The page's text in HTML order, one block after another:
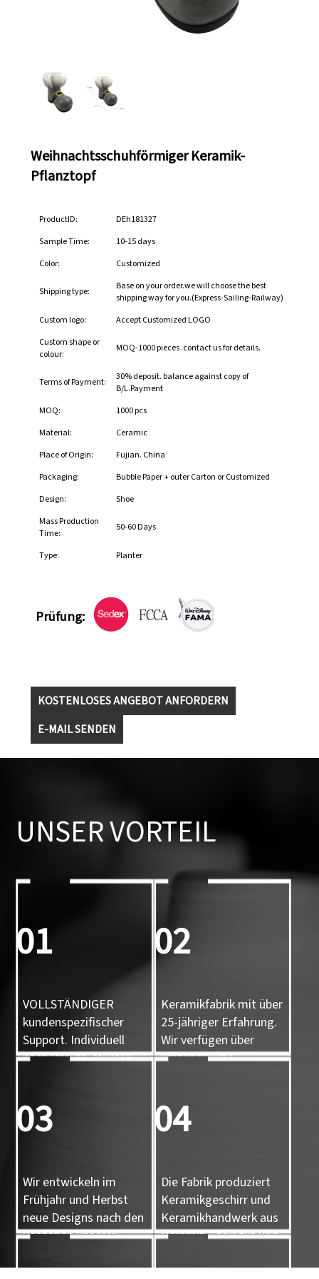
Weihnachtsschuhförmiger Keramik-
Pflanztopf
ProductID:
DEh181327
Sample Time:
10-15 days
Color:
Customized
Shipping type:
Base on your order.we will choose the best
shipping way for you.(Express-Sailing-Railway)
Custom logo:
Accept Customized LOGO
Custom shape or
colour:
MOQ-1000 pieces .contact us for details.
Terms of Payment:
30% deposit. balance against copy of
B/L.Payment
MOQ:
1000 pcs
Material:
Ceramic
Place of Origin:
Fujian. China
Packaging:
Bubble Paper + outer Carton or Customized
Design:
Shoe
Mass Production
Time:
50-60 Days
Type: Planter
Prüfung:
KOSTENLOSES ANGEBOT ANFORDERN
E-MAIL SENDEN
UNSER VORTEIL
01
VOLLSTÄNDIGER
kundenspezifischer
Support. Individuell
nach Design, Muster
02
Keramikfabrik mit über
25-jähriger Erfahrung.
Wir verfügen über
umfangreiche
03
Wir entwickeln im
Frühjahr und Herbst
neue Designs nach den
Vorgaben unserer
04
Die Fabrik produziert
Keramikgeschirr und
Keramikhandwerk aus
Dolomit, Steingut und